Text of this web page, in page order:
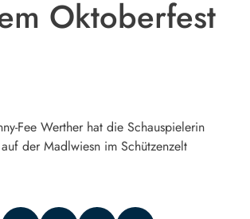
Oktoberfest
Fee Werther hat die Schauspielerin
der Madlwiesn im Schützenzelt